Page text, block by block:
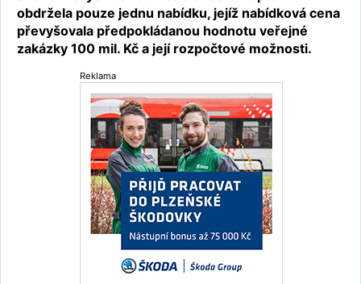
obdržela pouze jednu nabídku, jejíž nabídková cena
převyšovala předpokládanou hodnotu veřejné
zakázky 100 mil. Kč a její rozpočtové možnosti.
Reklama